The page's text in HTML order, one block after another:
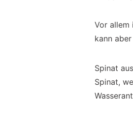
Vor allem
kann
Spinat
Spinat,